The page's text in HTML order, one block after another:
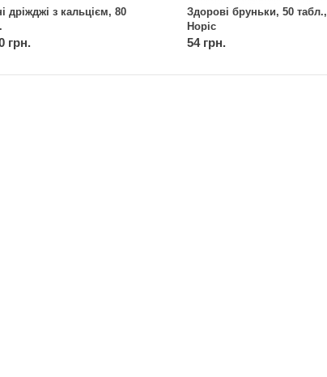
дріжджі з кальцієм, 80
грн.
Здорові бруньки, 50 табл.,
Норіс
54 грн.